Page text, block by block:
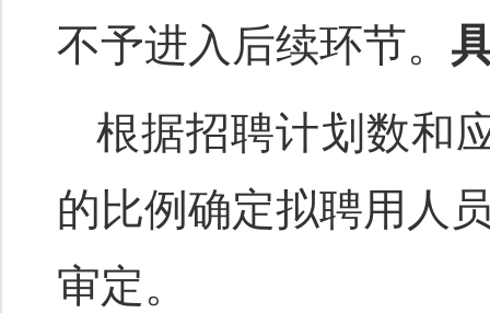
不予进入后续环节。
根据招聘计划数和
的比例确定拟聘用人
审定。